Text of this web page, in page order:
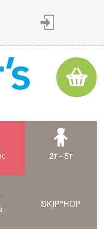
2т - 5т
SKIP*HOP